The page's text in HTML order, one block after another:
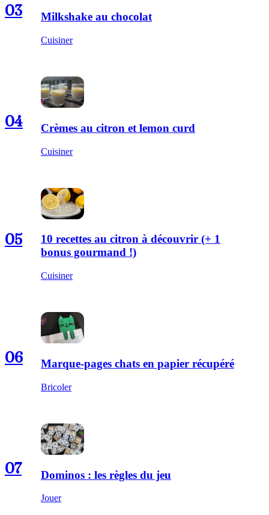
03 Milkshake au chocolat
Cuisiner
04 Crèmes au citron et lemon curd
Cuisiner
05
10 recettes au citron à découvrir (+ 1
bonus gourmand !)
Cuisiner
06 Marque-pages chats en papier récupéré
Bricoler
07 Dominos : les règles du jeu
Jouer